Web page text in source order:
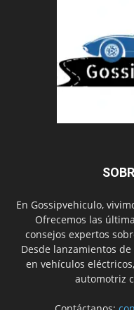
En Gossipvehiculo,
Ofrecemos las
consejos expertos
Desde lanzamientos
en vehículos
automotriz